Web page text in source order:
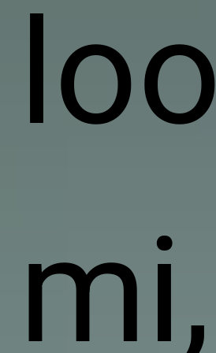
loo
mi,